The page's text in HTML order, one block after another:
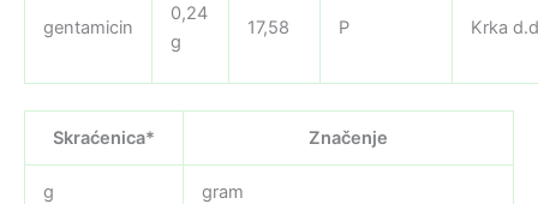
gentamicin
0,24
g
17,58 P Krka
Skraćenica* Značenje
g gram